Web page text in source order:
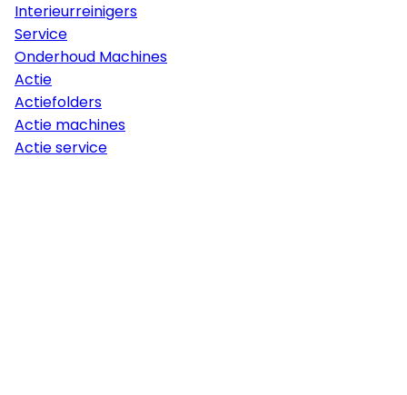
Interieurreinigers
Service
Onderhoud Machines
Actie
Actiefolders
Actie machines
Actie service